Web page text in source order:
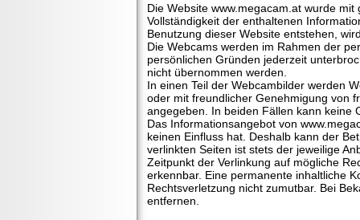
Die Website www.megacam.at wurde
Vollständigkeit der enthaltenen
Benutzung dieser Website entstehen,
Die Webcams werden im Rahmen der
persönlichen Gründen jederzeit
nicht übernommen werden.
In einen Teil der Webcambilder werden
oder mit freundlicher Genehmigung von
angegeben. In beiden Fällen kann keine
Das Informationsangebot von
keinen Einfluss hat. Deshalb kann der
verlinkten Seiten ist stets der jeweilige
Zeitpunkt der Verlinkung auf mögliche
erkennbar. Eine permanente inhaltliche
Rechtsverletzung nicht zumutbar. Bei
entfernen.